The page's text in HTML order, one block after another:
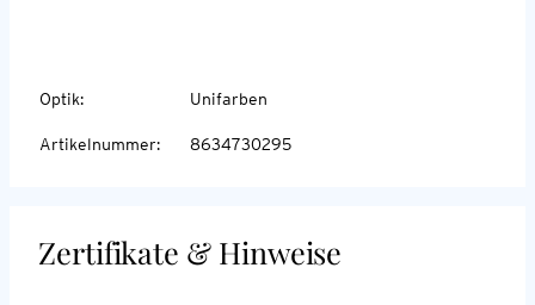
Optik: Unifarben
Artikelnummer: 8634730295
Zertifikate & Hinweise